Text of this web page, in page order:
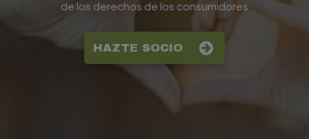
de los derechos de los consumidores
HAZTE SOCIO